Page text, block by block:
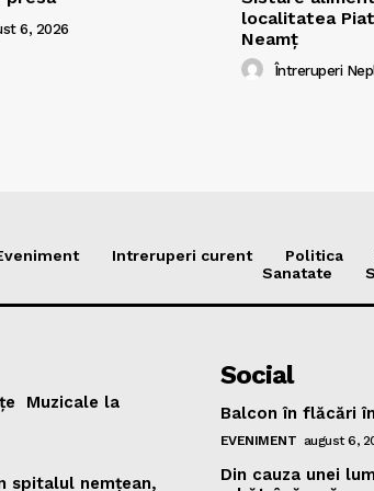
6, 2026
localitatea
Neamț
Întreruperi
Intreruperi curent Politica
Sanatate
Muzicale la
spitalul nemţean,
Social
Balcon în flăcări
EVENIMENT august 6,
Din cauza unei